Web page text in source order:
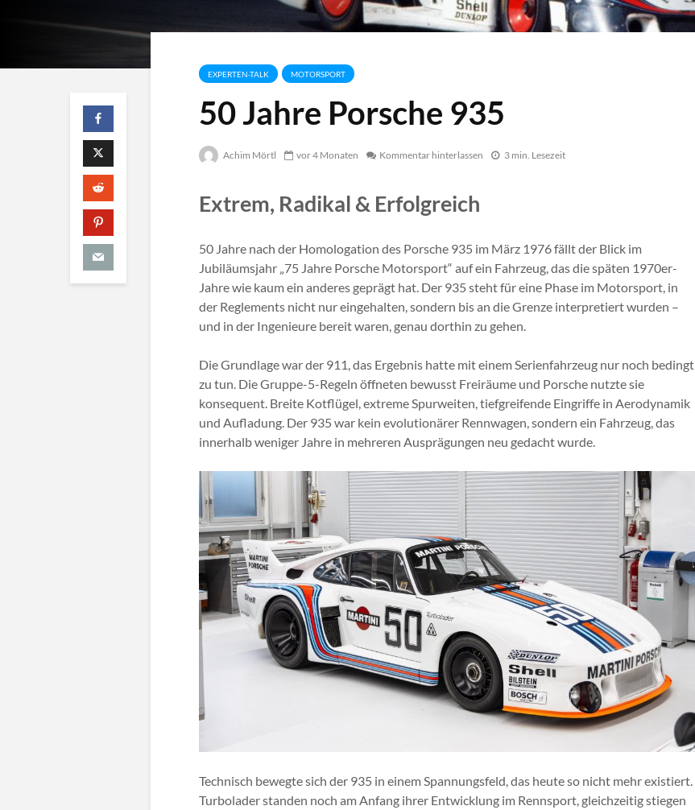
EXPERTEN-TALK MOTORSPORT
50 Jahre Porsche 935
Achim Mörtl vor 4 Monaten Kommentar hinterlassen 3 min. Lesezeit
Extrem, Radikal & Erfolgreich
50 Jahre nach der Homologation des Porsche 935 im März 1976 fällt der Blick im
Jubiläumsjahr „75 Jahre Porsche Motorsport“ auf ein Fahrzeug, das die späten 1970er-
Jahre wie kaum ein anderes geprägt hat. Der 935 steht für eine Phase im Motorsport, in
der Reglements nicht nur eingehalten, sondern bis an die Grenze interpretiert wurden –
und in der Ingenieure bereit waren, genau dorthin zu gehen.
Die Grundlage war der 911, das Ergebnis hatte mit einem Serienfahrzeug nur noch bedingt
zu tun. Die Gruppe-5-Regeln öffneten bewusst Freiräume und Porsche nutzte sie
konsequent. Breite Kotflügel, extreme Spurweiten, tiefgreifende Eingriffe in Aerodynamik
und Aufladung. Der 935 war kein evolutionärer Rennwagen, sondern ein Fahrzeug, das
innerhalb weniger Jahre in mehreren Ausprägungen neu gedacht wurde.
Technisch bewegte sich der 935 in einem Spannungsfeld, das heute so nicht mehr existiert.
Turbolader standen noch am Anfang ihrer Entwicklung im Rennsport, gleichzeitig stiegen